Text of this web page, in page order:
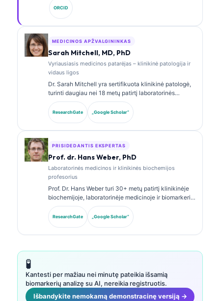
Officer) Kantesti AI, jis užtikrina klinikinę patentuoto
neuroninio tinklo medicininio tikslumo priežiūrą. Dr.
Klein yra publikavęs straipsnius apie biomarkerių
interpretavimą ir laboratorinę diagnostiką.
ORCID
MEDICINOS APŽVALGININKAS
Sarah Mitchell, MD, PhD
Vyriausiasis medicinos patarėjas – klinikinė patologija ir
vidaus ligos
Dr. Sarah Mitchell yra sertifikuota klinikinė patologė,
turinti daugiau nei 18 metų patirtį laboratorinės
medicinos ir diagnostinės analizės srityje. Ji turi
klinikinės chemijos specializacijos sertifikatus ir
plačiai publikavo biomarkerių panelių bei
ResearchGate „Google Scholar“
PRISIDEDANTIS EKSPERTAS
Prof. dr. Hans Weber, PhD
Laboratorinės medicinos ir klinikinės biochemijos
profesorius
Prof. Dr. Hans Weber turi 30+ metų patirtį klinikinėje
biochemijoje, laboratorinėje medicinoje ir biomarkerių
tyrimuose. Buvęs Vokietijos klinikinės chemijos
draugijos prezidentas, jis specializuojasi diagnostinių
panelių analizėje, biomarkerių standartizavime ir AI
ResearchGate „Google Scholar“
🧪
Kantesti per mažiau nei minutę pateikia išsamią
biomarkerių analizę su AI, nereikia registruotis.
Išbandykite nemokamą demonstracinę versiją →